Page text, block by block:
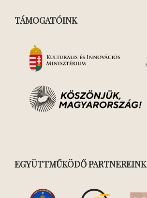
TÁMOGATÓINK
EGYÜTTMŰKÖDŐ PARTNEREINK